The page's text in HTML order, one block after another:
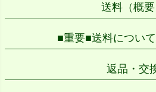
送料（概要
■重要■送料につい
返品・交